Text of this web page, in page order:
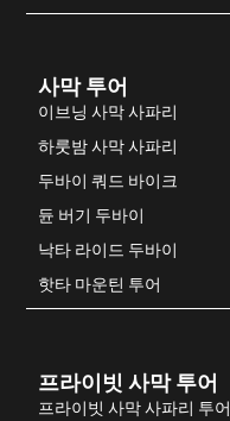
사막 투어
이브닝 사막 사파리
하룻밤 사막 사파리
두바이 쿼드 바이크
듄 버기 두바이
낙타 라이드 두바이
핫타 마운틴 투어
프라이빗 사막 투어
프라이빗 사막 사파리 투어